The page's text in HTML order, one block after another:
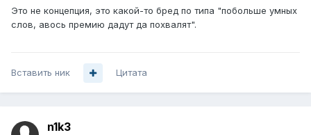
Это не концепция, это какой-то бред по типа "побольше умных
слов, авось премию дадут да похвалят".
Вставить ник Цитата
n1k3